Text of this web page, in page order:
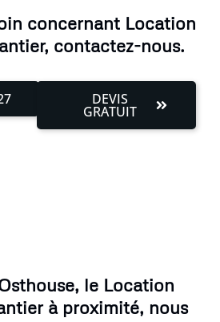
concernant Location
contactez-nous.
DEVIS
GRATUIT
le Location
à proximité, nous